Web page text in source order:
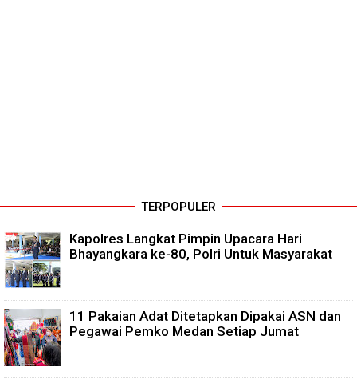
TERPOPULER
Kapolres Langkat Pimpin Upacara Hari
Bhayangkara ke-80, Polri Untuk Masyarakat
11 Pakaian Adat Ditetapkan Dipakai ASN dan
Pegawai Pemko Medan Setiap Jumat